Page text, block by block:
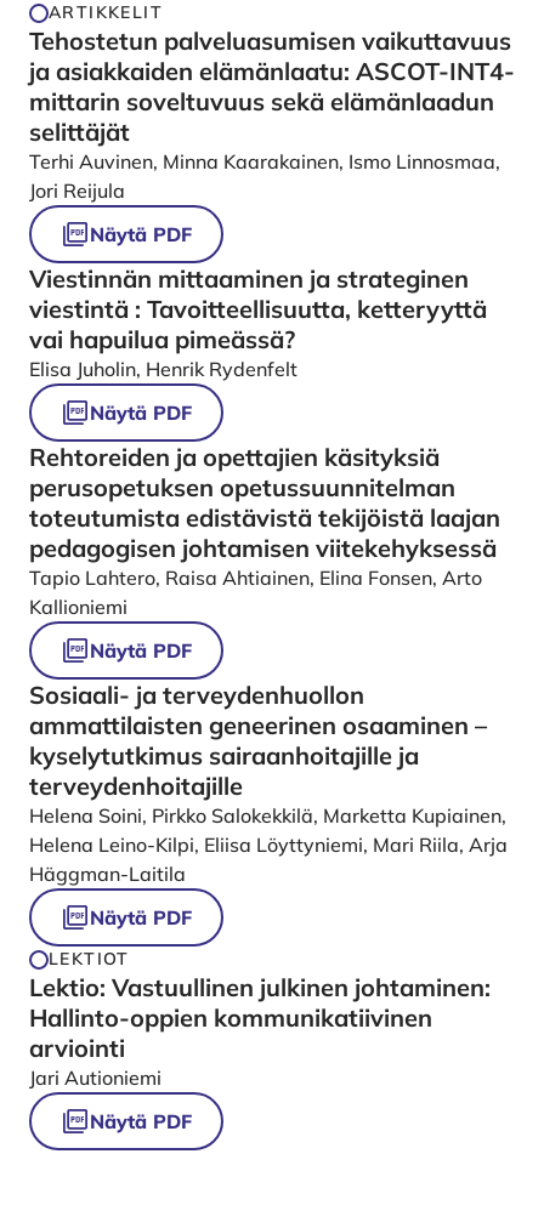
ARTIKKELIT
Tehostetun palveluasumisen vaikuttavuus
ja asiakkaiden elämänlaatu: ASCOT-INT4-
mittarin soveltuvuus sekä elämänlaadun
selittäjät
Terhi Auvinen, Minna Kaarakainen, Ismo Linnosmaa,
Jori Reijula
Näytä PDF
Viestinnän mittaaminen ja strateginen
viestintä : Tavoitteellisuutta, ketteryyttä
vai hapuilua pimeässä?
Elisa Juholin, Henrik Rydenfelt
Näytä PDF
Rehtoreiden ja opettajien käsityksiä
perusopetuksen opetussuunnitelman
toteutumista edistävistä tekijöistä laajan
pedagogisen johtamisen viitekehyksessä
Tapio Lahtero, Raisa Ahtiainen, Elina Fonsen, Arto
Kallioniemi
Näytä PDF
Sosiaali- ja terveydenhuollon
ammattilaisten geneerinen osaaminen –
kyselytutkimus sairaanhoitajille ja
terveydenhoitajille
Helena Soini, Pirkko Salokekkilä, Marketta Kupiainen,
Helena Leino-Kilpi, Eliisa Löyttyniemi, Mari Riila, Arja
Häggman-Laitila
Näytä PDF
LEKTIOT
Lektio: Vastuullinen julkinen johtaminen:
Hallinto-oppien kommunikatiivinen
arviointi
Jari Autioniemi
Näytä PDF